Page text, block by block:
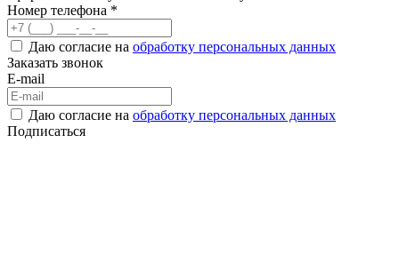
Номер телефона *
Даю согласие на обработку персональных данных
Заказать звонок
E-mail
Даю согласие на обработку персональных данных
Подписаться